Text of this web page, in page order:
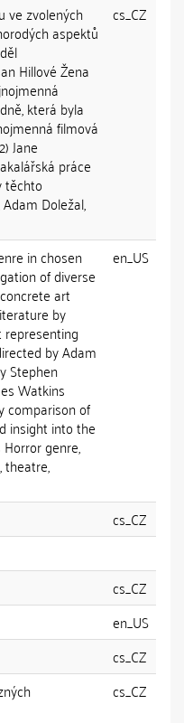
ve zvolených
aspektů
Hillové Žena
která byla
filmová
Jane
práce
těchto
Doležal,
cs_CZ
in chosen
of diverse
art
by
representing
by Adam
Stephen
Watkins
comparison of
insight into the
genre,
theatre,
en_US
cs_CZ
cs_CZ
en_US
cs_CZ
cs_CZ